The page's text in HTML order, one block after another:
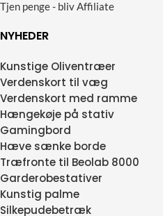
Tjen penge - bliv Affiliate
NYHEDER
Kunstige Oliventræer
Verdenskort til væg
Verdenskort med ramme
Hængekøje på stativ
Gamingbord
Hæve sænke borde
Træfronte til Beolab 8000
Garderobestativer
Kunstig palme
Silkepudebetræk